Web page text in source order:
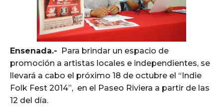
Ensenada.- Para brindar un espacio de
promoción a artistas locales e independientes, se
llevará a cabo el próximo 18 de octubre el “Indie
Folk Fest 2014”, en el Paseo Riviera a partir de las
12 del día.